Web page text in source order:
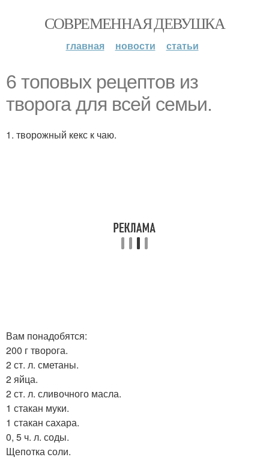
СОВРЕМЕННАЯ ДЕВУШКА
главная новости статьи
6 топовых рецептов из
творога для всей семьи.
1. творожный кекс к чаю.
Вам понадобятся:
200 г творога.
2 ст. л. сметаны.
2 яйца.
2 ст. л. сливочного масла.
1 стакан муки.
1 стакан сахара.
0, 5 ч. л. соды.
Щепотка соли.